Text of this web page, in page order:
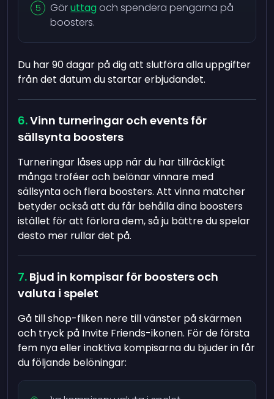
Göruttagoch spendera pengarna på
boosters.
Du har 90 dagar på dig att slutföra alla uppgifter
från det datum du startar erbjudandet.
Vinn turneringar och events för
sällsynta boosters
Turneringar låses upp när du har tillräckligt
många troféer och belönar vinnare med
sällsynta och flera boosters. Att vinna matcher
betyder också att du får behålla dina boosters
istället för att förlora dem, så ju bättre du spelar
desto mer rullar det på.
Bjud in kompisar för boosters och
valuta i spelet
Gå till shop-fliken nere till vänster på skärmen
och tryck på Invite Friends-ikonen. För de första
fem nya eller inaktiva kompisarna du bjuder in får
du följande belöningar: